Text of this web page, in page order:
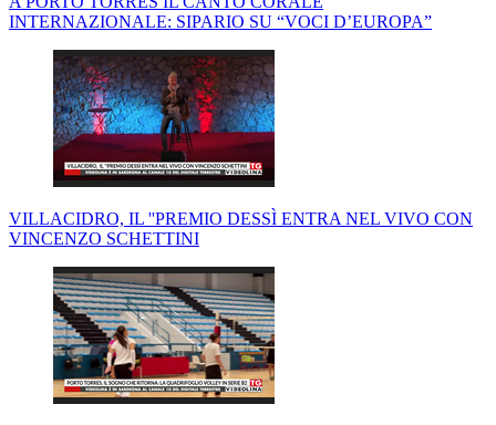
INTERNAZIONALE: SIPARIO SU “VOCI D’EUROPA”
VILLACIDRO, IL ''PREMIO DESSÌ ENTRA NEL VIVO CON
VINCENZO SCHETTINI